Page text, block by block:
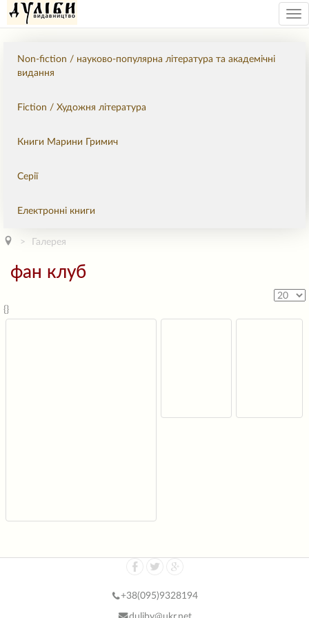
Non-fiction / науково-популярна література та академічні
видання
Fiction / Художня література
Книги Марини Гримич
Серії
Електронні книги
Галерея
фан клуб
{}
+38(095)9328194